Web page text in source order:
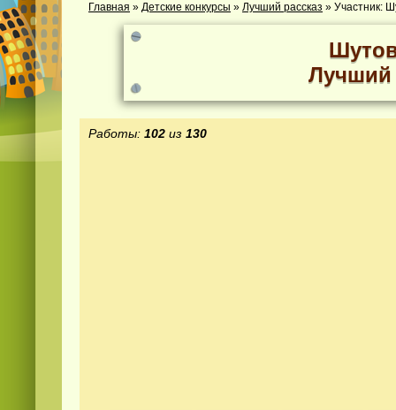
Главная » Детские конкурсы » Лучший рассказ » Участник:
Лучший
Работы: 102 из 130